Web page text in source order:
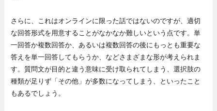
さらに、これはオンラインに限った話ではないのですが、適切
な回答形式を用意することがなかなか難しいという点です。単
一回答か複数回答か、あるいは複数回答の後にもっとも重要な
答えを単一回答してもらうか、などさまざまな形が考えられま
す。質問文が目的と違う意味に受け取られてしまう、選択肢の
種類が足りず「その他」が多数になってしまう、といったこと
もあるでしょう。